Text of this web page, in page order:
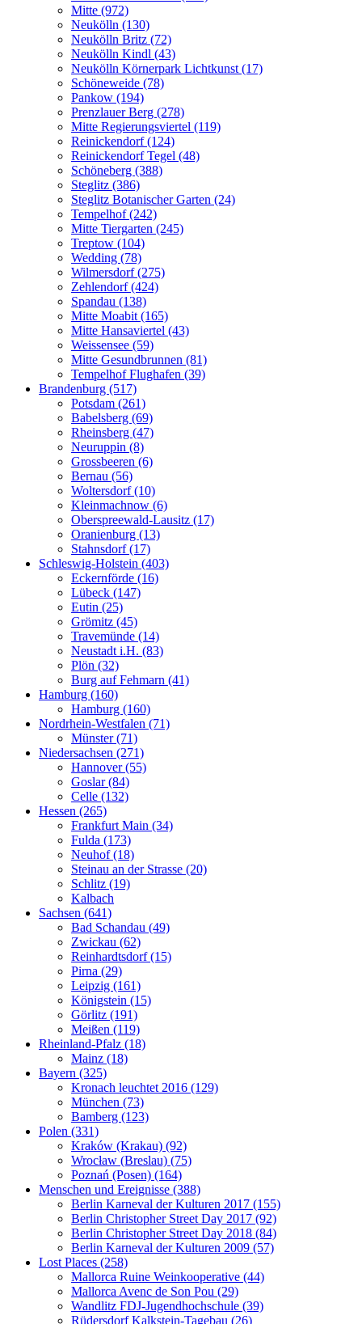
Mitte (972)
Neukölln (130)
Neukölln Britz (72)
Neukölln Kindl (43)
Neukölln Körnerpark Lichtkunst (17)
Schöneweide (78)
Pankow (194)
Prenzlauer Berg (278)
Mitte Regierungsviertel (119)
Reinickendorf (124)
Reinickendorf Tegel (48)
Schöneberg (388)
Steglitz (386)
Steglitz Botanischer Garten (24)
Tempelhof (242)
Mitte Tiergarten (245)
Treptow (104)
Wedding (78)
Wilmersdorf (275)
Zehlendorf (424)
Spandau (138)
Mitte Moabit (165)
Mitte Hansaviertel (43)
Weissensee (59)
Mitte Gesundbrunnen (81)
Tempelhof Flughafen (39)
Brandenburg (517)
Potsdam (261)
Babelsberg (69)
Rheinsberg (47)
Neuruppin (8)
Grossbeeren (6)
Bernau (56)
Woltersdorf (10)
Kleinmachnow (6)
Oberspreewald-Lausitz (17)
Oranienburg (13)
Stahnsdorf (17)
Schleswig-Holstein (403)
Eckernförde (16)
Lübeck (147)
Eutin (25)
Grömitz (45)
Travemünde (14)
Neustadt i.H. (83)
Plön (32)
Burg auf Fehmarn (41)
Hamburg (160)
Hamburg (160)
Nordrhein-Westfalen (71)
Münster (71)
Niedersachsen (271)
Hannover (55)
Goslar (84)
Celle (132)
Hessen (265)
Frankfurt Main (34)
Fulda (173)
Neuhof (18)
Steinau an der Strasse (20)
Schlitz (19)
Kalbach
Sachsen (641)
Bad Schandau (49)
Zwickau (62)
Reinhardtsdorf (15)
Pirna (29)
Leipzig (161)
Königstein (15)
Görlitz (191)
Meißen (119)
Rheinland-Pfalz (18)
Mainz (18)
Bayern (325)
Kronach leuchtet 2016 (129)
München (73)
Bamberg (123)
Polen (331)
Kraków (Krakau) (92)
Wrocław (Breslau) (75)
Poznań (Posen) (164)
Menschen und Ereignisse (388)
Berlin Karneval der Kulturen 2017 (155)
Berlin Christopher Street Day 2017 (92)
Berlin Christopher Street Day 2018 (84)
Berlin Karneval der Kulturen 2009 (57)
Lost Places (258)
Mallorca Ruine Weinkooperative (44)
Mallorca Avenc de Son Pou (29)
Wandlitz FDJ-Jugendhochschule (39)
Rüdersdorf Kalkstein-Tagebau (26)